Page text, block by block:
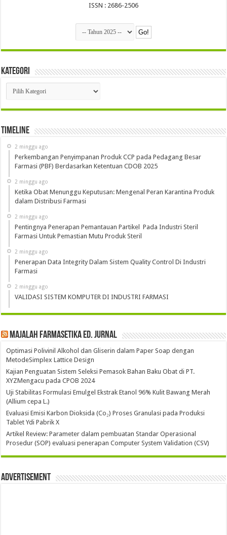
ISSN : 2686-2506
Kategori
Kategori
Timeline
2 minggu ago
Perkembangan Penyimpanan Produk CCP pada Pedagang Besar
Farmasi (PBF) Berdasarkan Ketentuan CDOB 2025
2 minggu ago
Ketika Obat Menunggu Keputusan: Mengenal Peran Karantina Produk
dalam Distribusi Farmasi
2 minggu ago
Pentingnya Penerapan Pemantauan Partikel Pada Industri Steril
Farmasi Untuk Pemastian Mutu Produk Steril
2 minggu ago
Penerapan Data Integrity Dalam Sistem Quality Control Di Industri
Farmasi
2 minggu ago
VALIDASI SISTEM KOMPUTER DI INDUSTRI FARMASI
Majalah Farmasetika Ed. Jurnal
Optimasi Polivinil Alkohol dan Gliserin dalam Paper Soap dengan
MetodeSimplex Lattice Design
Kajian Penguatan Sistem Seleksi Pemasok Bahan Baku Obat di PT.
XYZMengacu pada CPOB 2024
Uji Stabilitas Formulasi Emulgel Ekstrak Etanol 96% Kulit Bawang Merah
(Allium cepa L.)
Evaluasi Emisi Karbon Dioksida (Co₂) Proses Granulasi pada Produksi
Tablet Ydi Pabrik X
Artikel Review: Parameter dalam pembuatan Standar Operasional
Prosedur (SOP) evaluasi penerapan Computer System Validation (CSV)
Advertisement